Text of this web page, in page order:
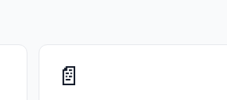
📄